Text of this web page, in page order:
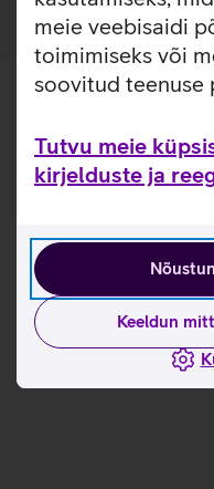
meie veebisaidi
toimimiseks või
soovitud teenuse
Tutvu meie
kirjelduste ja
Keeldun